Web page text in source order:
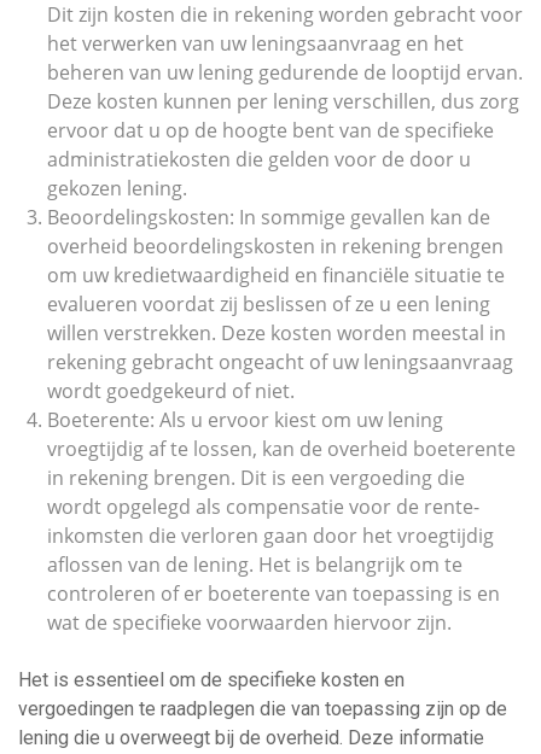
Dit zijn kosten die in rekening worden gebracht voor
het verwerken van uw leningsaanvraag en het
beheren van uw lening gedurende de looptijd ervan.
Deze kosten kunnen per lening verschillen, dus zorg
ervoor dat u op de hoogte bent van de specifieke
administratiekosten die gelden voor de door u
gekozen lening.
Beoordelingskosten: In sommige gevallen kan de
overheid beoordelingskosten in rekening brengen
om uw kredietwaardigheid en financiële situatie te
evalueren voordat zij beslissen of ze u een lening
willen verstrekken. Deze kosten worden meestal in
rekening gebracht ongeacht of uw leningsaanvraag
wordt goedgekeurd of niet.
Boeterente: Als u ervoor kiest om uw lening
vroegtijdig af te lossen, kan de overheid boeterente
in rekening brengen. Dit is een vergoeding die
wordt opgelegd als compensatie voor de rente-
inkomsten die verloren gaan door het vroegtijdig
aflossen van de lening. Het is belangrijk om te
controleren of er boeterente van toepassing is en
wat de specifieke voorwaarden hiervoor zijn.
Het is essentieel om de specifieke kosten en
vergoedingen te raadplegen die van toepassing zijn op de
lening die u overweegt bij de overheid. Deze informatie